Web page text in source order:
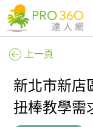
上一頁
新北市新店
扭棒教學需